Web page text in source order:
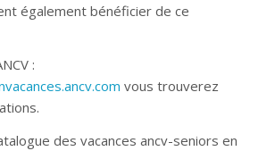
également bénéficier de ce
:
vous trouverez
des vacances ancv-seniors en